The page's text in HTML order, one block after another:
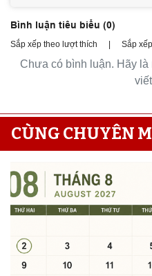
Bình luận tiêu biểu (0)
Sắp xếp theo lượt thích Sắp
Chưa có bình luận. Hãy
CÙNG CHUYÊN